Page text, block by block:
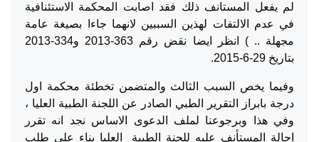
لم يفعل المستانف ذلك فقد اصابت المحكمة الاستئنافية
في عدم الالتفات لهذين السببين لانهما جاءا بصيغة عامة
مجهلة .. ) انظر ايضا نقض رقم 363-2013 و334-2013
بتاريخ 29-6-2015.
وفيما يخص السبب الثالث والمتضمن تخطئة محكمة اول
درجة بابراز التقرير الطبي الصادر عن اللجنة الطبية العليا ،
وفي هذا وبرجوعنا لملف الدعوى الاساس نجد انه تقرر
احالة المستأنف عليه للجنة الطبية العليا بناء على طلب